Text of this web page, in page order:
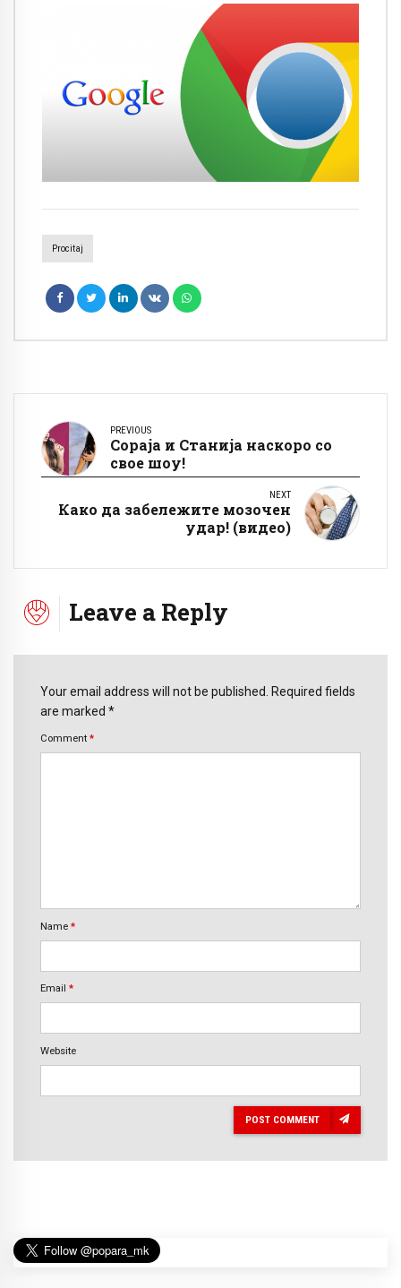
Procitaj
PREVIOUS
Сораја и Станија наскоро со
свое шоу!
NEXT
Како да забележите мозочен
удар! (видео)
Leave a Reply
Your email address will not be published. Required fields
are marked *
Comment *
Name *
Email *
Website
POST COMMENT